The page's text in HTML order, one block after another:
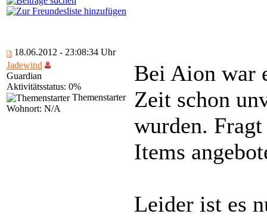
18.06.2012 - 23:08:34 Uhr
Jadewind
Guardian
Aktivitätsstatus: 0%
Themenstarter
Wohnort: N/A
Bei Aion war
Zeit schon
wurden.
Items
Leider ist es